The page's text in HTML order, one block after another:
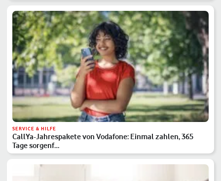
SERVICE & HILFE
CallYa-Jahrespakete von Vodafone: Einmal zahlen, 365
Tage sorgenf…